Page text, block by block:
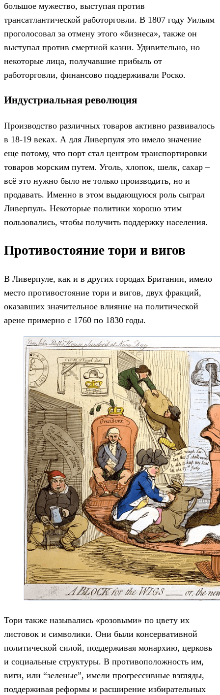
большое мужество, выступая против
трансатлантической работорговли. В 1807 году Уильям
проголосовал за отмену этого «бизнеса», также он
выступал против смертной казни. Удивительно, но
некоторые лица, получавшие прибыль от
работорговли, финансово поддерживали Роско.
Индустриальная революция
Производство различных товаров активно развивалось
в 18-19 веках. А для Ливерпуля это имело значение
еще потому, что порт стал центром транспортировки
товаров морским путем. Уголь, хлопок, шелк, сахар –
всё это нужно было не только производить, но и
продавать. Именно в этом выдающуюся роль сыграл
Ливерпуль. Некоторые политики хорошо этим
пользовались, чтобы получить поддержку населения.
Противостояние тори и вигов
В Ливерпуле, как и в других городах Британии, имело
место противостояние тори и вигов, двух фракций,
оказавших значительное влияние на политической
арене примерно с 1760 по 1830 годы.
Тори также назывались «розовыми» по цвету их
листовок и символики. Они были консервативной
политической силой, поддерживая монархию, церковь
и социальные структуры. В противоположность им,
виги, или “зеленые”, имели прогрессивные взгляды,
поддерживая реформы и расширение избирательных